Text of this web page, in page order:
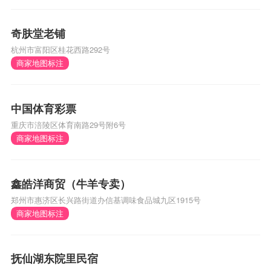
奇肤堂老铺
杭州市富阳区桂花西路292号
商家地图标注
中国体育彩票
重庆市涪陵区体育南路29号附6号
商家地图标注
鑫皓洋商贸（牛羊专卖）
郑州市惠济区长兴路街道办信基调味食品城九区1915号
商家地图标注
抚仙湖东院里民宿